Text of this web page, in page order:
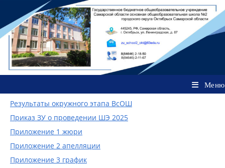
содержимому
Меню
Результаты окружного этапа ВсОШ
Приказ ЗУ о проведении ШЭ 2025
Приложение 1 жюри
Приложение 2 апелляции
Приложение 3 график